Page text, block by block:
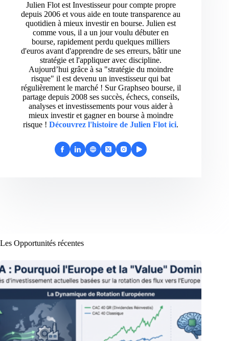
Julien Flot est Investisseur pour compte propre
depuis 2006 et vous aide en toute transparence au
quotidien à mieux investir en bourse. Julien est
comme vous, il a un jour voulu débuter en
bourse, rapidement perdu quelques milliers
d'euros avant d'apprendre de ses erreurs, bâtir une
stratégie et l'appliquer avec discipline.
Aujourd’hui grâce à sa "stratégie du moindre
risque" il est devenu un investisseur qui bat
régulièrement le marché ! Sur Graphseo bourse, il
partage depuis 2008 ses succès, échecs, conseils,
analyses et investissements pour vous aider à
mieux investir et gagner en bourse à moindre
risque ! Découvrez l'histoire de Julien Flot ici.
Les Opportunités récentes